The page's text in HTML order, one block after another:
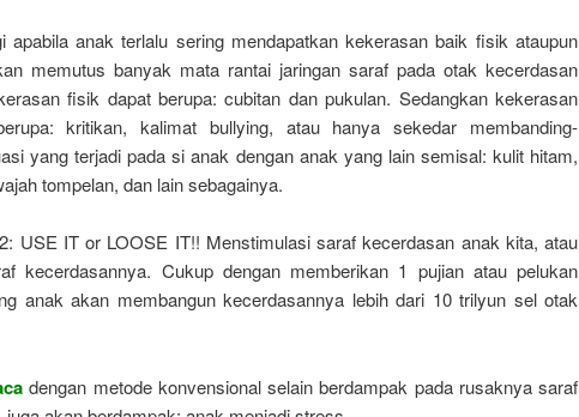
apabila anak terlalu sering mendapatkan kekerasan baik fisik ataupun
memutus banyak mata rantai jaringan saraf pada otak kecerdasan
fisik dapat berupa: cubitan dan pukulan. Sedangkan kekerasan
kritikan, kalimat bullying, atau hanya sekedar membanding-
yang terjadi pada si anak dengan anak yang lain semisal: kulit hitam,
tompelan, dan lain sebagainya.
USE IT or LOOSE IT!! Menstimulasi saraf kecerdasan anak kita, atau
kecerdasannya. Cukup dengan memberikan 1 pujian atau pelukan
anak akan membangun kecerdasannya lebih dari 10 trilyun sel otak
dengan metode konvensional selain berdampak pada rusaknya saraf